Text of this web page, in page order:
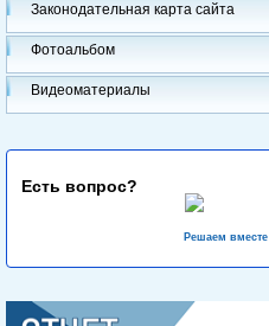
Законодательная карта сайта
Фотоальбом
Видеоматериалы
Есть вопрос?
Решаем вместе